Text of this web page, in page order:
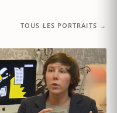
TOUS LES PORTRAITS →